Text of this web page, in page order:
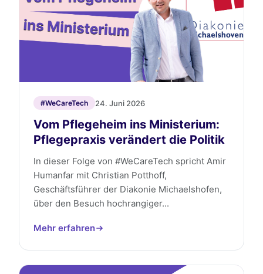
#WeCareTech 24. Juni 2026
Vom Pflegeheim ins Ministerium:
Pflegepraxis verändert die Politik
In dieser Folge von #WeCareTech spricht Amir
Humanfar mit Christian Potthoff,
Geschäftsführer der Diakonie Michaelshofen,
über den Besuch hochrangiger...
Mehr erfahren